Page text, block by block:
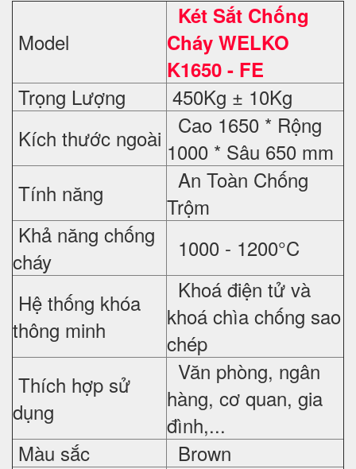
Model
Két Sắt Chống
Cháy WELKO
K1650 - FE
Trọng Lượng
450Kg ± 10Kg
Kích thước ngoài
Cao 1650 * Rộng
1000 * Sâu 650 mm
Tính năng
An Toàn Chống
Trộm
Khả năng chống
cháy
1000 - 1200°C
Hệ thống khóa
thông minh
Khoá điện tử và
khoá chìa chống sao
chép
Thích hợp sử
dụng
Văn phòng, ngân
hàng, cơ quan, gia
đình,...
Màu sắc
Brown